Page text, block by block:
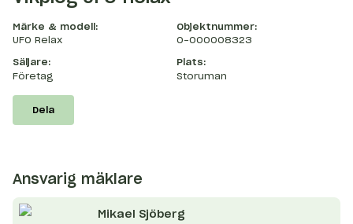
Märke & modell:
UFO Relax
Objektnummer:
O-000008323
Säljare:
Företag
Plats:
Storuman
Dela
Ansvarig mäklare
Mikael Sjöberg